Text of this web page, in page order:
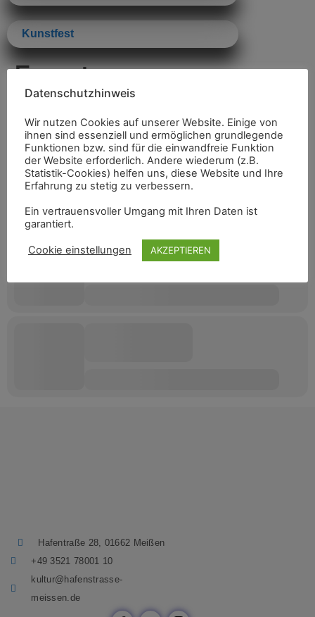
Kunstfest
Events
Hafentraße 28, 01662 Meißen
+49 3521 78001 10
kultur@hafenstrasse-
meissen.de
Datenschutzhinweis
Wir nutzen Cookies auf unserer Website. Einige von
ihnen sind essenziell und ermöglichen grundlegende
Funktionen bzw. sind für die einwandfreie Funktion
der Website erforderlich. Andere wiederum (z.B.
Statistik-Cookies) helfen uns, diese Website und Ihre
Erfahrung zu stetig zu verbessern.
Ein vertrauensvoller Umgang mit Ihren Daten ist
garantiert.
Cookie einstellungen AKZEPTIEREN